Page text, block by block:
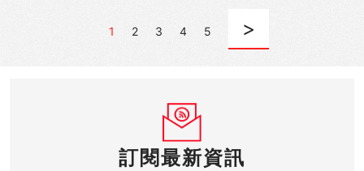
1 2 3 4 5 >
訂閱最新資訊